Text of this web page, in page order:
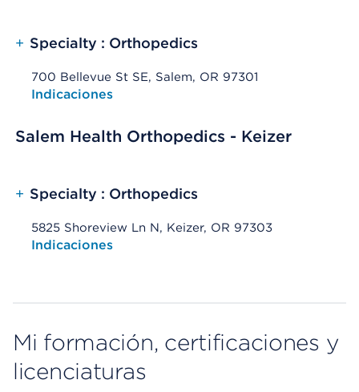
+ Specialty : Orthopedics
700 Bellevue St SE, Salem, OR 97301
Opens native map application on mobile devices
Indicaciones
Salem Health Orthopedics - Keizer
+ Specialty : Orthopedics
5825 Shoreview Ln N, Keizer, OR 97303
Opens native map application on mobile devices
Indicaciones
Mi formación, certificaciones y
licenciaturas